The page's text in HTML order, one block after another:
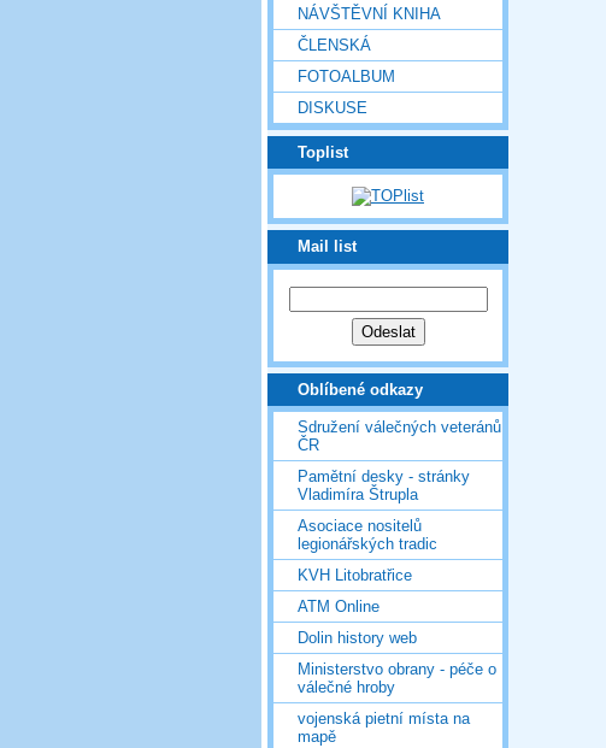
NÁVŠTĚVNÍ KNIHA
ČLENSKÁ
FOTOALBUM
DISKUSE
Toplist
Mail list
Oblíbené odkazy
Sdružení válečných veteránů
ČR
Pamětní desky - stránky
Vladimíra Štrupla
Asociace nositelů
legionářských tradic
KVH Litobratřice
ATM Online
Dolin history web
Ministerstvo obrany - péče o
válečné hroby
vojenská pietní místa na
mapě